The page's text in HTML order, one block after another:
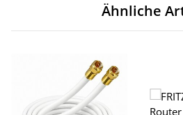
Ähnliche